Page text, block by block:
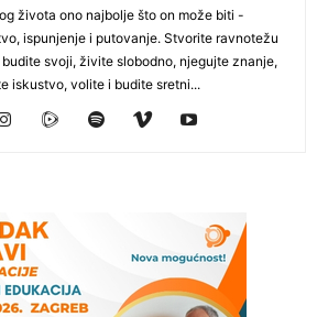
života ono najbolje što on može biti -
ispunjenje i putovanje. Stvorite ravnotežu
svoji, živite slobodno, njegujte znanje,
iskustvo, volite i budite sretni...